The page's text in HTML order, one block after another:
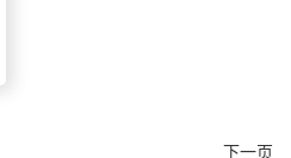
下一页